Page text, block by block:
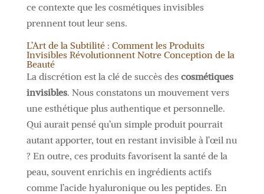
ce contexte que les cosmétiques invisibles
prennent tout leur sens.
L’Art de la Subtilité : Comment les Produits
Invisibles Révolutionnent Notre Conception de la
Beauté
La discrétion est la clé de succès des cosmétiques
invisibles. Nous constatons un mouvement vers
une esthétique plus authentique et personnelle.
Qui aurait pensé qu’un simple produit pourrait
autant apporter, tout en restant invisible à l’œil nu
? En outre, ces produits favorisent la santé de la
peau, souvent enrichis en ingrédients actifs
comme l’acide hyaluronique ou les peptides. En